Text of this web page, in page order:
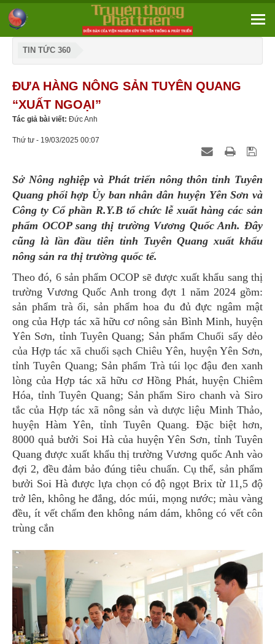
TIN TỨC 360
ĐƯA HÀNG NÔNG SẢN TUYÊN QUANG
“XUẤT NGOẠI”
Tác giả bài viết: Đức Anh
Thứ tư - 19/03/2025 00:07
Sở Nông nghiệp và Phát triển nông thôn tỉnh Tuyên
Quang phối hợp Ủy ban nhân dân huyện Yên Sơn và
Công ty Cổ phần R.Y.B tổ chức lễ xuất hàng các sản
phẩm OCOP sang thị trường Vương Quốc Anh. Đây
cũng là lần đầu tiên tỉnh Tuyên Quang xuất khẩu
nông sản ra thị trường quốc tế.
Theo đó, 6 sản phẩm OCOP sẽ được xuất khẩu sang thị
trường Vương Quốc Anh trong đợt 1 năm 2024 gồm:
sản phẩm trà ổi, sản phẩm hoa đu đủ đực ngâm mật
ong của Hợp tác xã hữu cơ nông sản Bình Minh, huyện
Yên Sơn, tỉnh Tuyên Quang; Sản phẩm Chuối sấy dẻo
của Hợp tác xã chuối sạch Chiêu Yên, huyện Yên Sơn,
tỉnh Tuyên Quang; Sản phẩm Trà túi lọc đậu đen xanh
lòng của Hợp tác xã hữu cơ Hồng Phát, huyện Chiêm
Hóa, tỉnh Tuyên Quang; Sản phẩm Siro chanh và Siro
tắc của Hợp tác xã nông sản và dược liệu Minh Thảo,
huyện Hàm Yên, tỉnh Tuyên Quang. Đặc biệt hơn,
8000 quả bưởi Soi Hà của huyện Yên Sơn, tỉnh Tuyên
Quang được xuất khẩu thị trường Vương quốc Anh vào
đợi 2, đều đảm bảo đúng tiêu chuẩn. Cụ thể, sản phẩm
bưởi Soi Hà được lựa chọn có độ ngọt Brix từ 11,5 độ
trở lên, không he đắng, dóc múi, mọng nước; màu vàng
đều, ít vết chấm đen không nám dám, không có vết côn
trùng cắn